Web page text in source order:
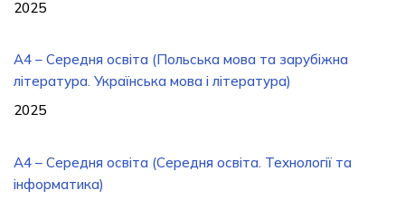
2025
A4 – Середня освіта (Польська мова та зарубіжна
література. Українська мова і література)
2025
А4 – Середня освіта (Середня освіта. Технології та
інформатика)